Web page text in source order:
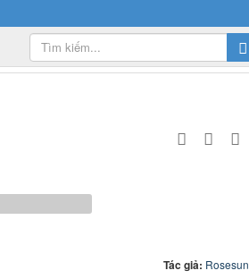
Tác giả: Rosesun